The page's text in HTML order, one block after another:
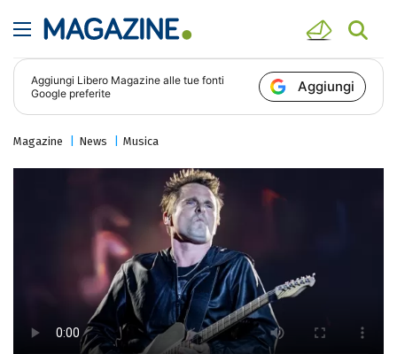
Aggiungi Libero Magazine alle tue fonti
Google preferite
Aggiungi
Magazine News Musica